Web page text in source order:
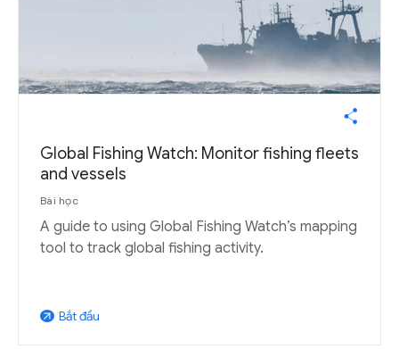
Global Fishing Watch: Monitor fishing fleets
and vessels
Bài học
A guide to using Global Fishing Watch’s mapping
tool to track global fishing activity.
arrow_outward Bắt đầu